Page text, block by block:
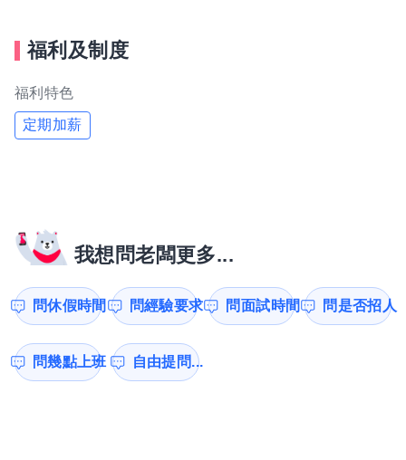
福利及制度
福利特色
定期加薪
我想問老闆更多...
問休假時間 問經驗要求 問面試時間 問是否招人
問幾點上班 自由提問...